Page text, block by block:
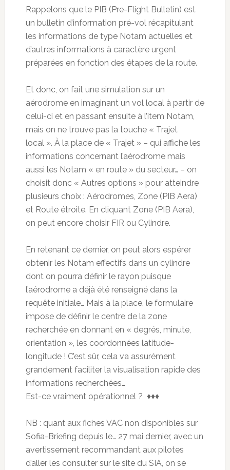
Rappelons que le PIB (Pre-Flight Bulletin) est
un bulletin d’information pré-vol récapitulant
les informations de type Notam actuelles et
d’autres informations à caractère urgent
préparées en fonction des étapes de la route.
Et donc, on fait une simulation sur un
aérodrome en imaginant un vol local à partir de
celui-ci et en passant ensuite à l’item Notam,
mais on ne trouve pas la touche « Trajet
local ». À la place de « Trajet » – qui affiche les
informations concernant l’aérodrome mais
aussi les Notam « en route » du secteur… – on
choisit donc « Autres options » pour atteindre
plusieurs choix : Aérodromes, Zone (PIB Aera)
et Route étroite. En cliquant Zone (PIB Aera),
on peut encore choisir FIR ou Cylindre.
En retenant ce dernier, on peut alors espérer
obtenir les Notam effectifs dans un cylindre
dont on pourra définir le rayon puisque
l’aérodrome a déjà été renseigné dans la
requête initiale… Mais à la place, le formulaire
impose de définir le centre de la zone
recherchée en donnant en « degrés, minute,
orientation », les coordonnées latitude-
longitude ! C’est sûr, cela va assurément
grandement faciliter la visualisation rapide des
informations recherchées…
Est-ce vraiment opérationnel ? ♦♦♦
NB : quant aux fiches VAC non disponibles sur
Sofia-Briefing depuis le… 27 mai dernier, avec un
avertissement recommandant aux pilotes
d’aller les consulter sur le site du SIA, on se